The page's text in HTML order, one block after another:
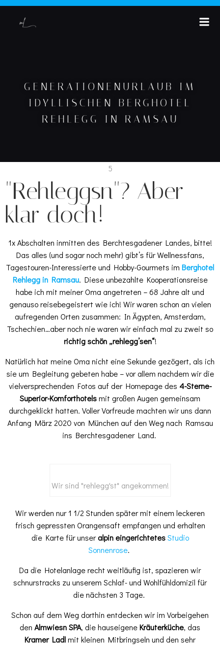
GENERATIONENURLAUB IM
IDYLLISCHEN BERGHOTEL
REHLEGG IN RAMSAU
"Rehleggsn"? Aber
klar doch!
1x Abschalten inmitten des Berchtesgadener Landes, bitte!
Das alles (und sogar noch mehr) gibt’s für Wellnessfans,
Tagestouren-Interessierte und Hobby-Gourmets im Berghotel
Rehlegg in Ramsau. Diese unbezahlte Kooperationsreise
habe ich mit meiner Oma angetreten – 68 Jahre alt und
genauso reisebegeistert wie ich! Wir waren schon an vielen
aufregenden Orten zusammen: In Ägypten, Amsterdam,
Tschechien…aber noch nie waren wir einfach mal zu zweit so
richtig schön „rehlegg’sen“!
Natürlich hat meine Oma nicht eine Sekunde gezögert, als ich
sie um Begleitung gebeten habe – vor allem nachdem wir die
vielversprechenden Fotos auf der Homepage des 4-Sterne-
Superior-Komforthotelsmit großen Augen gemeinsam
durchgeklickt hatten. Voller Vorfreude machten wir uns dann
Anfang März 2020 von München auf den Weg nach Ramsau
ins Berchtesgadener Land.
Wir werden nur 1 1/2 Stunden später mit einem leckeren
frisch gepressten Orangensaft empfangen und erhalten
die Karte für unseralpin eingerichtetesStudio
Sonnenrose.
Da die Hotelanlage recht weitläufig ist, spazieren wir
schnurstracks zu unserem Schlaf- und Wohlfühldomizil für
die nächsten 3 Tage.
Schon auf dem Weg dorthin entdecken wir im Vorbeigehen
den Almwiesn SPA, die hauseigeneKräuterküche, das
Kramer Ladlmit kleinen Mitbringseln und den sehr
Wir sind "rehlegg'st" angekommen!